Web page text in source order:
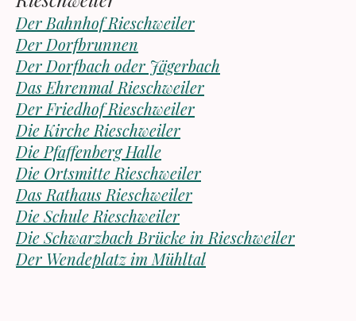
Der Bahnhof Rieschweiler
Der Dorfbrunnen
Der Dorfbach oder Jägerbach
Das Ehrenmal Rieschweiler
Der Friedhof Rieschweiler
Die Kirche Rieschweiler
Die Pfaffenberg Halle
Die Ortsmitte Rieschweiler
Das Rathaus Rieschweiler
Die Schule Rieschweiler
Die Schwarzbach Brücke in Rieschweiler
Der Wendeplatz im Mühltal